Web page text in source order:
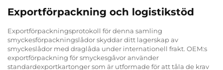
Exportförpackning och logistikstöd
Exportförpackningsprotokoll för denna samling
smyckesförpackningslådor skyddar ditt lagerskap av
smyckeslådor med draglåda under internationell frakt. OEM:s
exportförpackning för smyckesgåvor använder
standardexportkartonger som är utformade för att tåla de krav